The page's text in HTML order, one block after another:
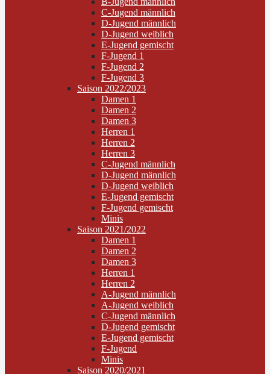
C-Jugend männlich
D-Jugend männlich
D-Jugend weiblich
E-Jugend gemischt
F-Jugend 1
F-Jugend 2
F-Jugend 3
Saison 2022/2023
Damen 1
Damen 2
Damen 3
Herren 1
Herren 2
Herren 3
C-Jugend männlich
D-Jugend männlich
D-Jugend weiblich
E-Jugend gemischt
F-Jugend gemischt
Minis
Saison 2021/2022
Damen 1
Damen 2
Damen 3
Herren 1
Herren 2
A-Jugend männlich
A-Jugend weiblich
C-Jugend männlich
D-Jugend gemischt
E-Jugend gemischt
F-Jugend
Minis
Saison 2020/2021